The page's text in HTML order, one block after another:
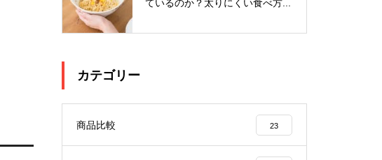
ているのか？太りにくい食べ方...
カテゴリー
商品比較 23